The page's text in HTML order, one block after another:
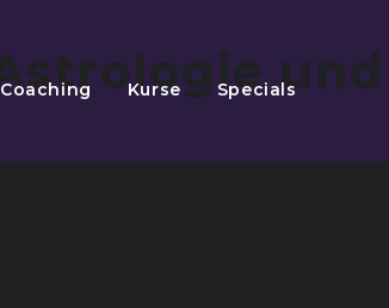
Coaching Kurse Specials